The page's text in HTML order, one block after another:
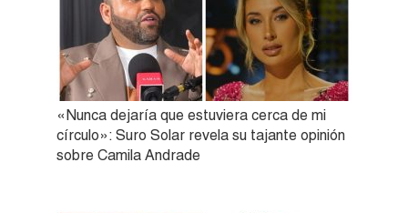
«Nunca dejaría que estuviera cerca de mi
círculo»: Suro Solar revela su tajante opinión
sobre Camila Andrade